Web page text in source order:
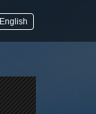
English